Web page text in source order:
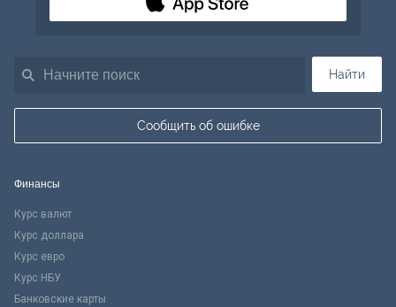
Найти
Сообщить об ошибке
Финансы
Курс валют
Курс доллара
Курс евро
Курс НБУ
Банковские карты